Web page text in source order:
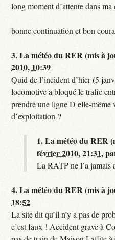
long moment d’attente dans
bonne continuation et bon
3.La météo du RER (mis à
2010, 10:39
Quid de l’incident d’hier (5
locomotive a bloqué le trafic
prendre une ligne D elle-même
d’exploitation ?
1.La météo du RER
février 2010, 21:31,
La RATP ne l’a jamais
4.La météo du RER (mis à
18:52
La site dit qu’il n’y a pas de
c’est faux ! Accident grave à